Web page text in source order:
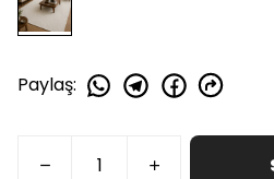
Paylaş: